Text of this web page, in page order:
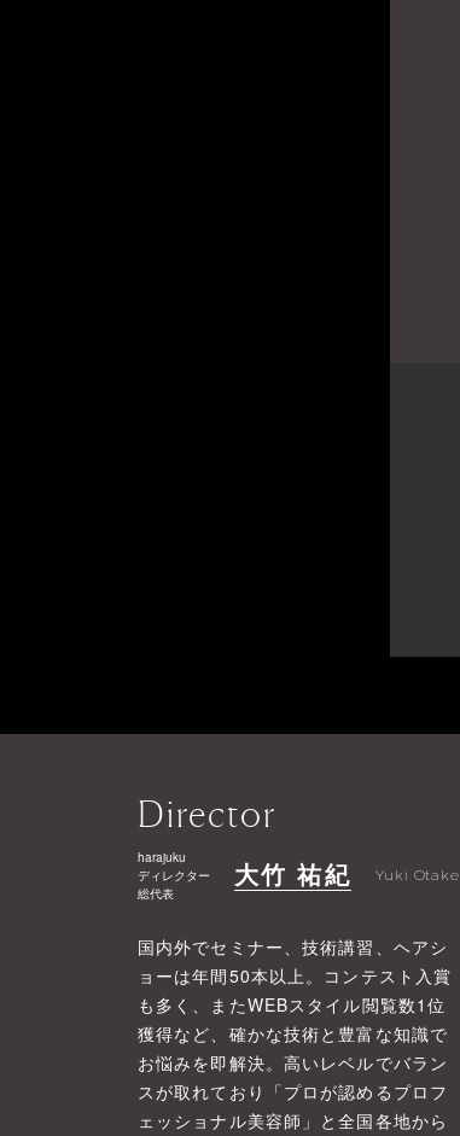
Director
harajuku
ディレクター
総代表
大竹 祐紀 Yuki Otake
国内外でセミナー、技術講習、ヘアシ
ョーは年間50本以上。コンテスト入賞
も多く、またWEBスタイル閲覧数1位
獲得など、確かな技術と豊富な知識で
お悩みを即解決。高いレベルでバラン
スが取れており「プロが認めるプロフ
ェッショナル美容師」と全国各地から